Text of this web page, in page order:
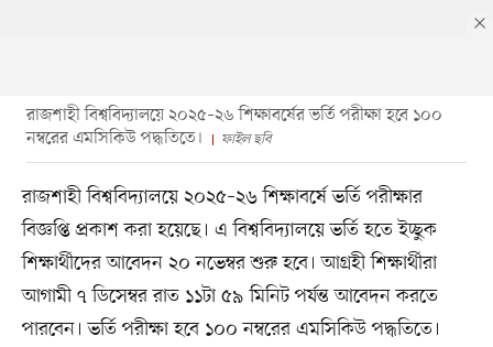
রাজশাহী বিশ্ববিদ্যালয়ে ২০২৫–২৬ শিক্ষাবর্ষের ভর্তি পরীক্ষা হবে ১০০
নম্বরের এমসিকিউ পদ্ধতিতে।
ফাইল ছবি
রাজশাহী বিশ্ববিদ্যালয়ে ২০২৫–২৬ শিক্ষাবর্ষে ভর্তি পরীক্ষার
বিজ্ঞপ্তি প্রকাশ করা হয়েছে। এ বিশ্ববিদ্যালয়ে ভর্তি হতে ইচ্ছুক
শিক্ষার্থীদের আবেদন ২০ নভেম্বর শুরু হবে। আগ্রহী শিক্ষার্থীরা
আগামী ৭ ডিসেম্বর রাত ১১টা ৫৯ মিনিট পর্যন্ত আবেদন করতে
পারবেন। ভর্তি পরীক্ষা হবে ১০০ নম্বরের এমসিকিউ পদ্ধতিতে।